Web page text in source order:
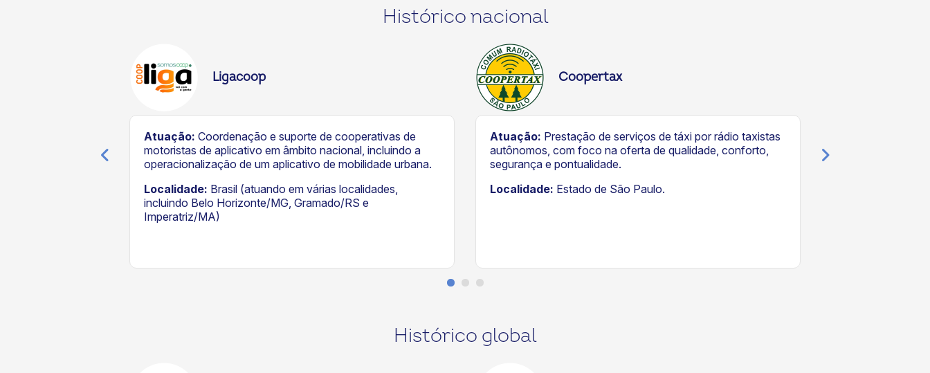
Histórico nacional
Ligacoop
Atuação: Coordenação e suporte de cooperativas de
motoristas de aplicativo em âmbito nacional, incluindo a
operacionalização de um aplicativo de mobilidade urbana.
Localidade: Brasil (atuando em várias localidades,
incluindo Belo Horizonte/MG, Gramado/RS e
Imperatriz/MA)
Coopertax
Atuação: Prestação de serviços de táxi por rádio taxistas
autônomos, com foco na oferta de qualidade, conforto,
segurança e pontualidade.
Localidade: Estado de São Paulo.
Histórico global